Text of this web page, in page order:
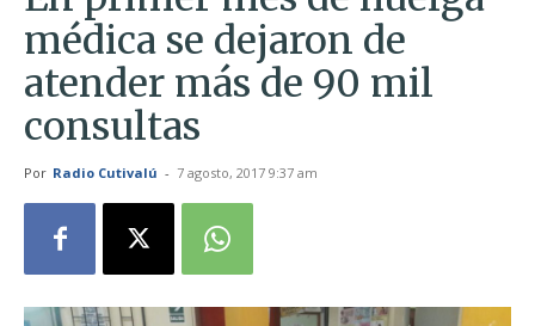
médica se dejaron de
atender más de 90 mil
consultas
Por Radio Cutivalú - 7 agosto, 2017 9:37 am